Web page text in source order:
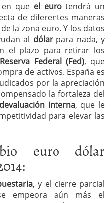
que el eurotendrá un
de diferentes maneras
la zona euro. Y los datos
al dólarpara nada, y
el plazo para retirar los
Reserva Federal (Fed), que
de activos. España es
por la apreciación
la fortaleza del
interna, que le
para elevar las
euro dólar
, y el cierre parcial
empeora aún más el